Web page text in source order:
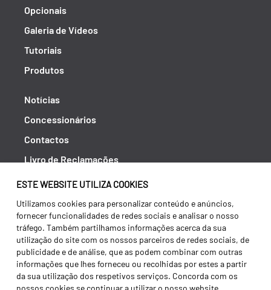
ESTE WEBSITE UTILIZA COOKIES
Utilizamos cookies para personalizar conteúdo e anúncios,
fornecer funcionalidades de redes sociais e analisar o nosso
tráfego. Também partilhamos informações acerca da sua
utilização do site com os nossos parceiros de redes sociais, de
publicidade e de análise, que as podem combinar com outras
informações que lhes forneceu ou recolhidas por estes a partir
da sua utilização dos respetivos serviços. Concorda com os
nossos cookies se continuar a utilizar o nosso website.
Opcionais
Galeria de Vídeos
Tutoriais
Produtos
Notícias
Concessionários
Contactos
Livro de Reclamações
Política de Privacidade
Canal de Denúncias (RGPC)
Termos e condições